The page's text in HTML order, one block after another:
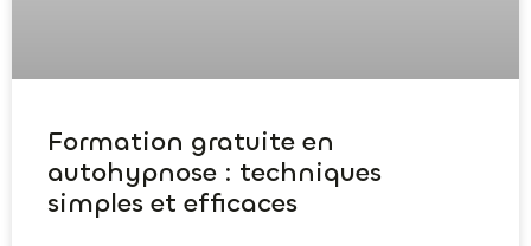
Formation gratuite en
autohypnose : techniques
simples et efficaces